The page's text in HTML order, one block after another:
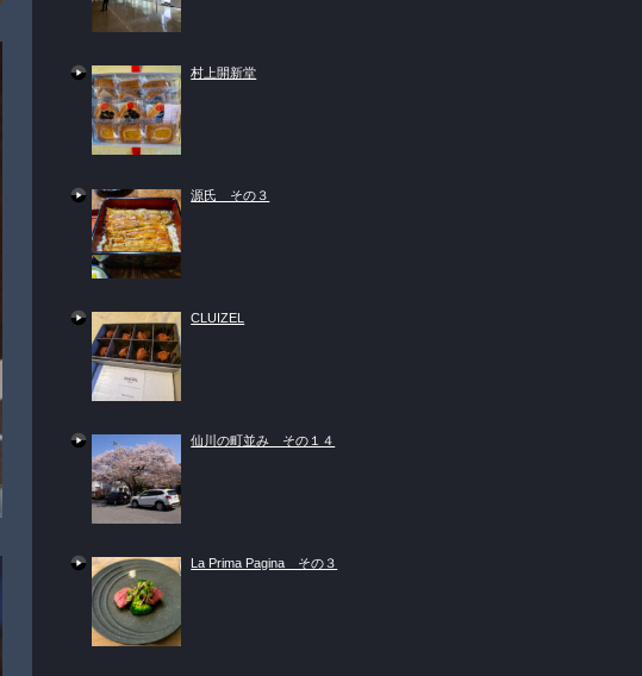
村上開新堂
源氏 その３
CLUIZEL
仙川の町並み その１４
La Prima Pagina その３